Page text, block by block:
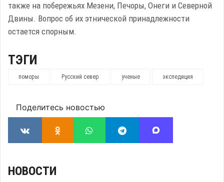
также на побережьях Мезени, Печоры, Онеги и Северной
Двины. Вопрос об их этнической принадлежности
остается спорным.
ТЭГИ
поморы Русский север ученые экспедиция
Поделитесь новостью
НОВОСТИ